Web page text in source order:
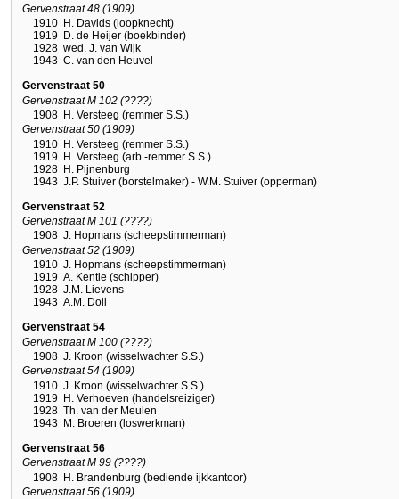
Gervenstraat 48 (1909)
1910 H. Davids (loopknecht)
1919 D. de Heijer (boekbinder)
1928 wed. J. van Wijk
1943 C. van den Heuvel
Gervenstraat 50
Gervenstraat M 102 (????)
1908 H. Versteeg (remmer S.S.)
Gervenstraat 50 (1909)
1910 H. Versteeg (remmer S.S.)
1919 H. Versteeg (arb.-remmer S.S.)
1928 H. Pijnenburg
1943 J.P. Stuiver (borstelmaker) - W.M. Stuiver (opperman)
Gervenstraat 52
Gervenstraat M 101 (????)
1908 J. Hopmans (scheepstimmerman)
Gervenstraat 52 (1909)
1910 J. Hopmans (scheepstimmerman)
1919 A. Kentie (schipper)
1928 J.M. Lievens
1943 A.M. Doll
Gervenstraat 54
Gervenstraat M 100 (????)
1908 J. Kroon (wisselwachter S.S.)
Gervenstraat 54 (1909)
1910 J. Kroon (wisselwachter S.S.)
1919 H. Verhoeven (handelsreiziger)
1928 Th. van der Meulen
1943 M. Broeren (loswerkman)
Gervenstraat 56
Gervenstraat M 99 (????)
1908 H. Brandenburg (bediende ijkkantoor)
Gervenstraat 56 (1909)